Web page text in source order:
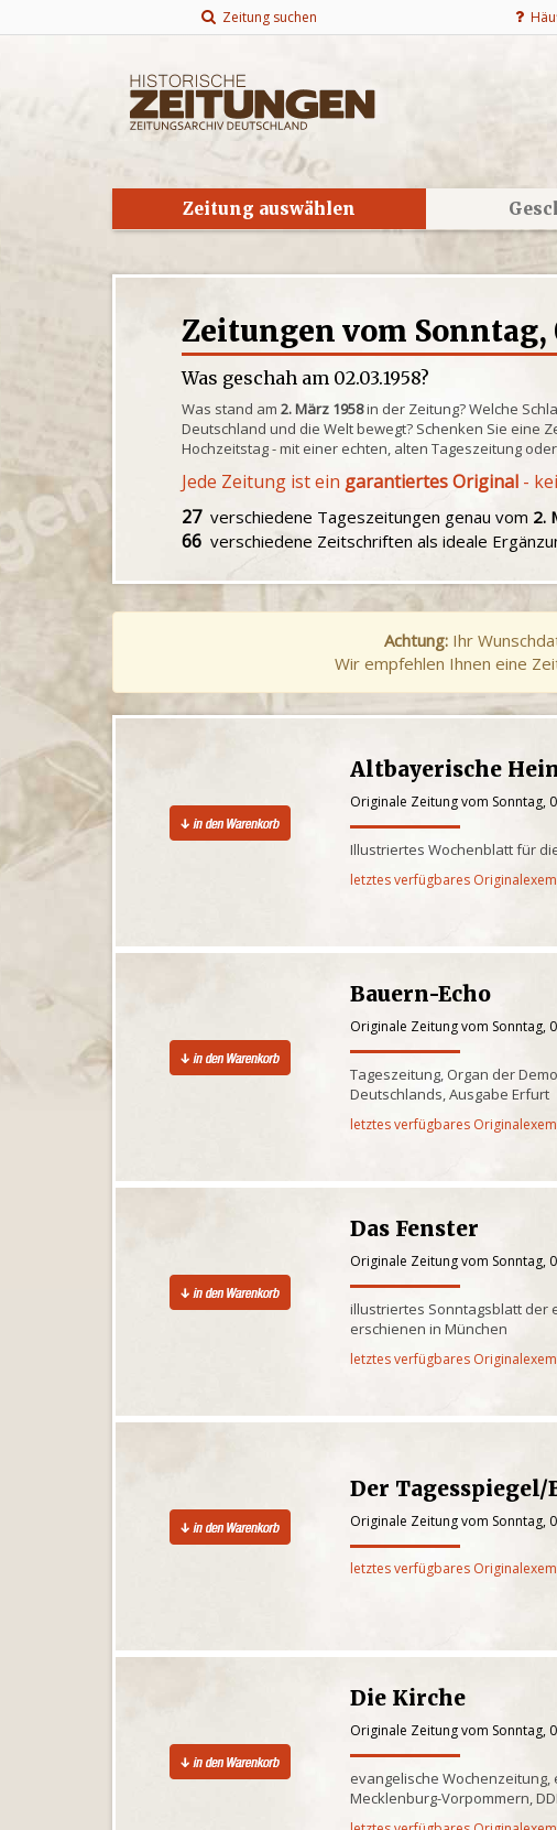
Zeitung suchen
Zeitung auswählen
Zeitungen vom Sonntag,
Was geschah am 02.03.1958?
Was stand am2. März 1958in der Zeitung? Welche
Deutschland und die Welt bewegt? Schenken Sie eine
Hochzeitstag - mit einer echten, alten Tageszeitung
Jede Zeitung ist ein garantiertes Original -
27verschiedene Tageszeitungen genau vom 2.
66 verschiedene Zeitschriften als ideale
Achtung: Ihr
Wir empfehlen Ihnen eine
Altbayerische
Originale Zeitung vom Sonntag,
Illustriertes Wochenblatt für
letztes verfügbares
Bauern-Echo
Originale Zeitung vom Sonntag,
Tageszeitung, Organ der
Deutschlands, Ausgabe Erfurt
letztes verfügbares
Das Fenster
Originale Zeitung vom Sonntag,
illustriertes Sonntagsblatt der
erschienen in München
letztes verfügbares
Der
Originale Zeitung vom Sonntag,
letztes verfügbares
Die Kirche
Originale Zeitung vom Sonntag,
evangelische Wochenzeitung,
Mecklenburg-Vorpommern,